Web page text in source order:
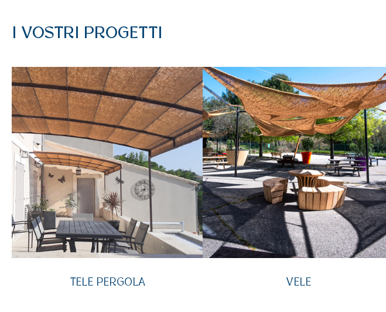
I VOSTRI PROGETTI
TELE PERGOLA VELE